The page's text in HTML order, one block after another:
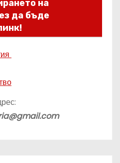
на
да бъде